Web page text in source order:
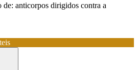
de: anticorpos dirigidos contra a